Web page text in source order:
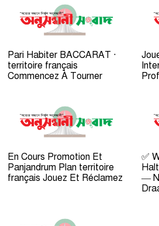
Pari Habiter BACCARAT ·
territoire français
Commencez À Tourner
En Cours Promotion Et
Panjandrum Plan territoire
français Jouez Et Réclamez
✅
—